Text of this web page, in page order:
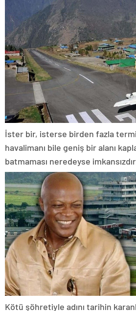
İster bir, isterse birden fazla
havalimanı bile geniş bir alanı
batmaması neredeyse imkansızdır.
Kötü şöhretiyle adını tarihin